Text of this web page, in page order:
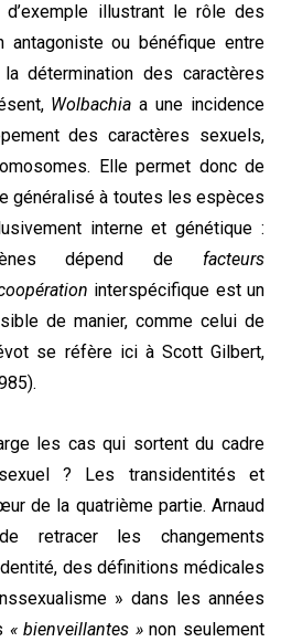
d’exemple illustrant le rôle des
antagoniste ou bénéfique entre
détermination des caractères
Wolbachia a une incidence
des caractères sexuels,
Elle permet donc de
généralisé à toutes les espèces
interne et génétique :
dépend de facteurs
interspécifique est un
de manier, comme celui de
se réfère ici à Scott Gilbert,
les cas qui sortent du cadre
? Les transidentités et
de la quatrième partie. Arnaud
retracer les changements
des définitions médicales
» dans les années
« bienveillantes »non seulement